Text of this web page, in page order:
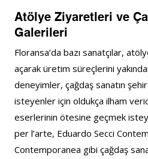
Atölye Ziyaretleri ve
Galerileri
Floransa’da bazı sanatçılar,
açarak üretim süreçlerini
deneyimler, çağdaş sanatın
isteyenler için oldukça ilham
eserlerinin ötesine geçmek
per l’arte, Eduardo Secci
Contemporanea gibi çağdaş